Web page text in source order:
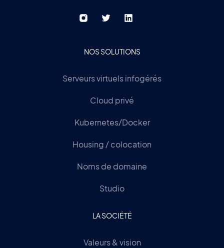
NOS SOLUTIONS
Serveurs virtuels infogérés
Cloud privé
Kubernetes/Docker
Housing / colocation
Noms de domaine
Studio
LA SOCIÉTÉ
Valeurs & vision